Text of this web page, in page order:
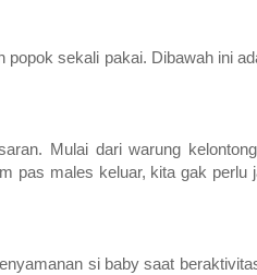
sekali pakai. Dibawah ini
Mulai dari warung
pas males keluar, kita gak perlu
si baby saat